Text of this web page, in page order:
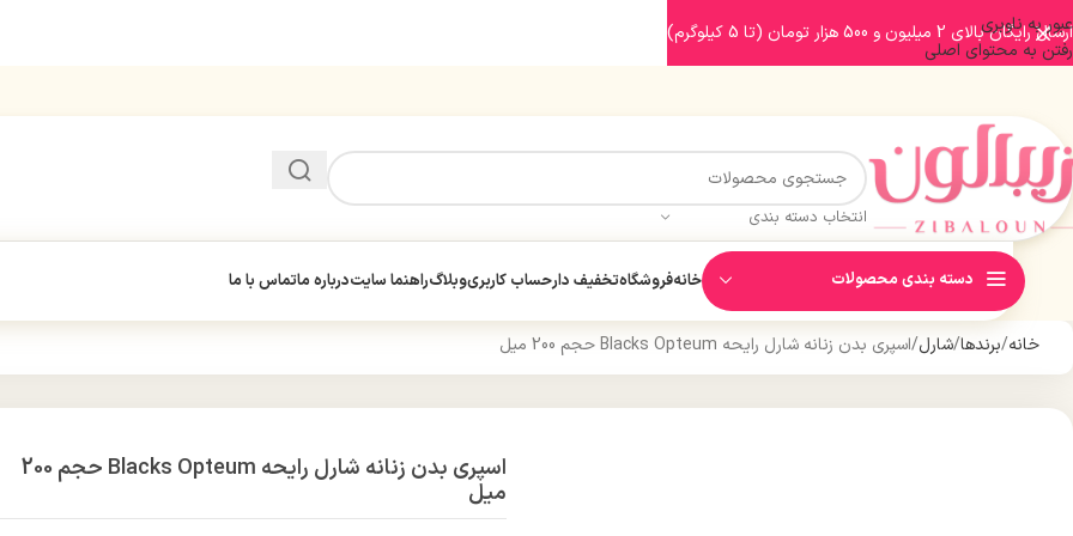
عبور به ناوبری
رفتن به محتوای اصلی
انتخاب دسته بندی
دسته بندی محصولات خانهفروشگاهتخفیف دارحساب کاربریوبلاگراهنما سایتدرباره ماتماس با ما
خانه برندها شارل اسپری بدن زنانه شارل رایحه Blacks Opteum حجم 200 میل
اسپری بدن زنانه شارل رایحه Blacks Opteum حجم 200
میل
ارسال رایگان بالای 2 میلیون و 500 هزار تومان (تا 5 کیلوگرم)